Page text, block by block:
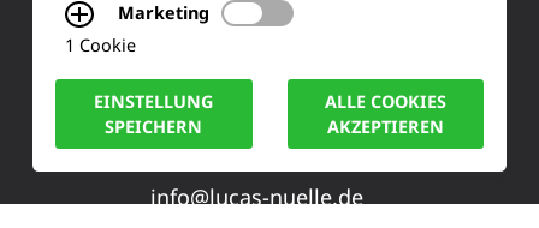
50170 Kerpen
Tel.: +49 (0) 2273-567 0
Fax: +49 (0) 2273 567 30
info@lucas-nuelle.de
Marketing
1 Cookie
EINSTELLUNG
SPEICHERN
ALLE COOKIES
AKZEPTIEREN